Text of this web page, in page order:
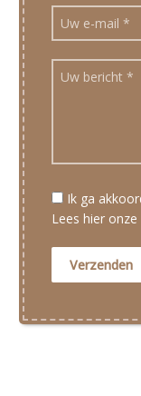
Ik ga
Lees hier onze